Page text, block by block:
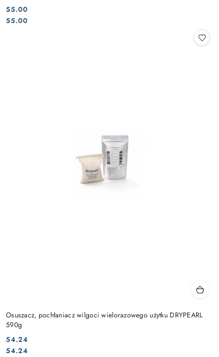
Cena:
55.00
Cena:
55.00
Osuszacz, pochłaniacz wilgoci wielorazowego użytku DRYPEARL
590g
Cena:
54.24
Cena:
54.24